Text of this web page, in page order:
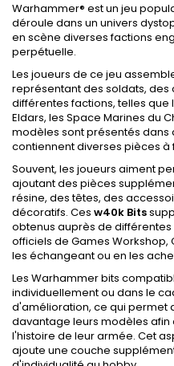
Warhammer® est un jeu
déroule dans un univers
en scène diverses factions
perpétuelle.
Les joueurs de ce jeu
représentant des soldats,
différentes factions, telles que
Eldars, les Space Marines du
modèles sont présentés dans
contiennent diverses pièces à
Souvent, les joueurs aiment
ajoutant des pièces
résine, des têtes, des
décoratifs. Ces w40k Bits
obtenus auprès de
officiels de Games Workshop,
les échangeant ou en les
Les Warhammer bits
individuellement ou dans le
d'amélioration, ce qui permet
davantage leurs modèles
l'histoire de leur armée. Cet
ajoute une couche